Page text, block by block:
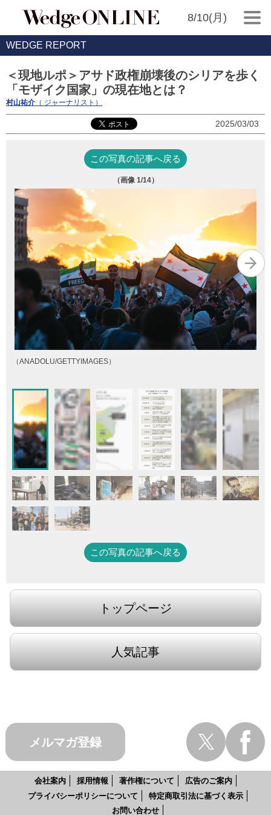
8/10(月)
WEDGE REPORT
＜現地ルポ＞アサド政権崩壊後のシリアを歩く
「モザイク国家」の現在地とは？
村山祐介 （ ジャーナリスト）
2025/03/03
この写真の記事へ戻る
（画像 1/14）
（ANADOLU/GETTYIMAGES）
この写真の記事へ戻る
トップページ
人気記事
メルマガ登録
会社案内 採用情報 著作権について
広告のご案内
プライバシーポリシーについて
特定商取引法に基づく表示
お問い合わせ